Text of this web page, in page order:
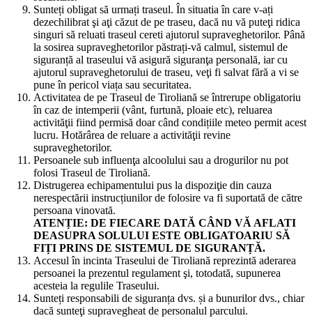
Sunteți obligat să urmați traseul. În situatia în care v-ați
dezechilibrat şi aţi căzut de pe traseu, dacă nu vă puteţi ridica
singuri să reluati traseul cereti ajutorul supraveghetorilor. Până
la sosirea supraveghetorilor păstrați-vă calmul, sistemul de
siguranță al traseului vă asigură siguranţa personală, iar cu
ajutorul supraveghetorului de traseu, veţi fi salvat fără a vi se
pune în pericol viața sau securitatea.
Activitatea de pe Traseul de Tiroliană se întrerupe obligatoriu
în caz de intemperii (vânt, furtună, ploaie etc), reluarea
activităţii fiind permisă doar când condițiile meteo permit acest
lucru. Hotărârea de reluare a activităţii revine
supraveghetorilor.
Persoanele sub influenţa alcoolului sau a drogurilor nu pot
folosi Traseul de Tiroliană.
Distrugerea echipamentului pus la dispoziţie din cauza
nerespectării instrucțiunilor de folosire va fi suportată de către
persoana vinovată.
ATENȚIE: DE FIECARE DATĂ CÂND VĂ AFLATI
DEASUPRA SOLULUI ESTE OBLIGATOARIU SĂ
FIȚI PRINS DE SISTEMUL DE SIGURANȚĂ.
Accesul în incinta Traseului de Tiroliană reprezintă aderarea
persoanei la prezentul regulament şi, totodată, supunerea
acesteia la regulile Traseului.
Sunteți responsabili de siguranța dvs. și a bunurilor dvs., chiar
dacă sunteţi supravegheat de personalul parcului.